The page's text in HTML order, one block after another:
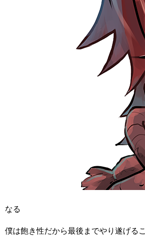
なる
僕は飽き性だから最後までやり遂げるこ